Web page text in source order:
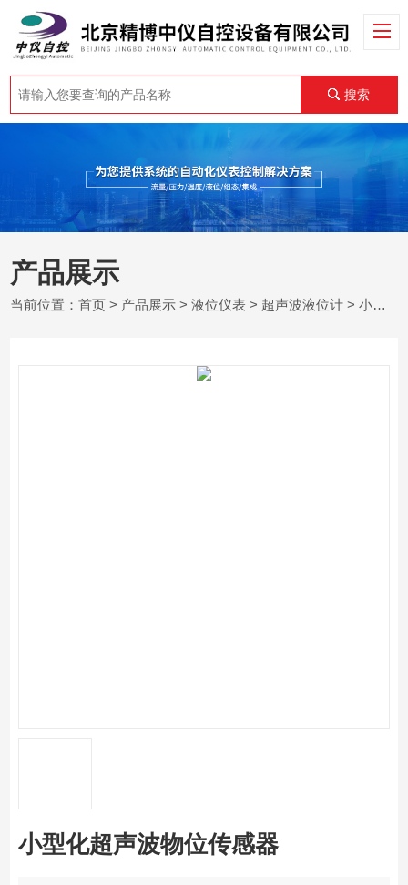
搜索
产品展示
当前位置：首页 > 产品展示 >液位仪表 > 超声波液位计 > 小型化超声波物位传感器
小型化超声波物位传感器